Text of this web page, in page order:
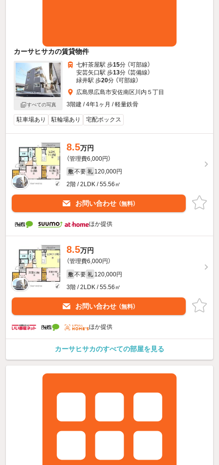
カーサヒサカの賃貸物件
すべての写真
七軒茶屋駅 歩15分 （可部線）
安芸矢口駅 歩13分 （芸備線）
緑井駅 歩20分 （可部線）
広島県広島市安佐南区川内５丁目
3階建 / 4年1ヶ月 / 軽量鉄骨
駐車場あり 駐輪場あり 宅配ボックス
8.5万円
（管理費6,000円）
敷 不要 礼 120,000円
2階 / 2LDK / 55.56㎡
お問い合わせ （無料）
ほか提供
8.5万円
（管理費6,000円）
敷 不要 礼 120,000円
3階 / 2LDK / 55.56㎡
お問い合わせ （無料）
ほか提供
カーサヒサカのすべての部屋を見る